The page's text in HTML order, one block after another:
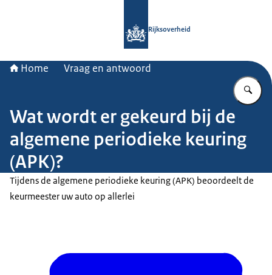
Rijksoverheid
Home Vraag en antwoord
Wat wordt er gekeurd bij de
algemene periodieke keuring
(APK)?
Tijdens de algemene periodieke keuring (APK) beoordeelt de
keurmeester uw auto op allerlei